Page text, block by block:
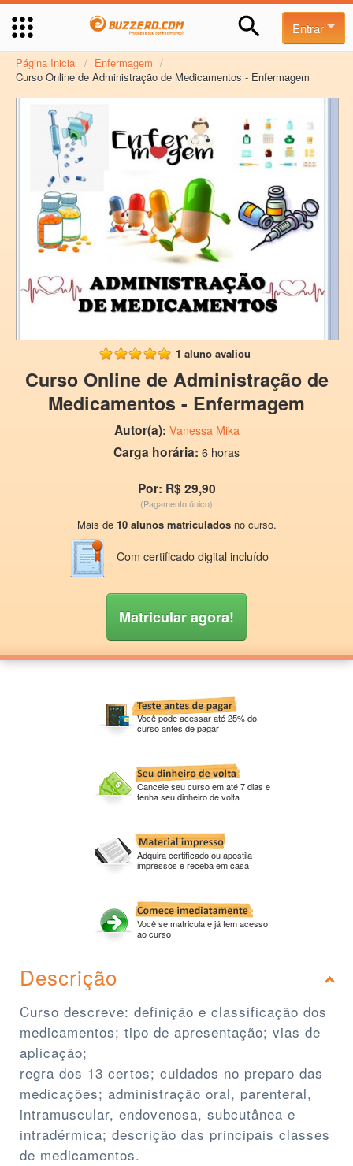
Entrar
Página Inicial / Enfermagem /
Curso Online de Administração de Medicamentos - Enfermagem
1 aluno avaliou
Curso Online de Administração de
Medicamentos - Enfermagem
Autor(a): Vanessa Mika
Carga horária: 6 horas
Por: R$ 29,90
(Pagamento único)
Mais de 10 alunos matriculadosno curso.
Com certificado digital incluído
Matricular agora!
Você pode acessar até 25% do
curso antes de pagar
Cancele seu curso em até 7 dias e
tenha seu dinheiro de volta
Adquira certificado ou apostila
impressos e receba em casa
Você se matricula e já tem acesso
ao curso
Descrição
Curso descreve: definição e classificação dos
medicamentos; tipo de apresentação; vias de
aplicação;
regra dos 13 certos; cuidados no preparo das
medicações; administração oral, parenteral,
intramuscular, endovenosa, subcutânea e
intradérmica; descrição das principais classes
de medicamentos.